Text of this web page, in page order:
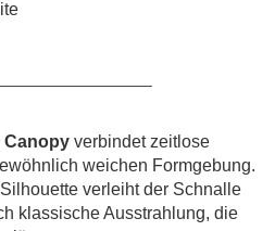
Canopy verbindet zeitlose
weichen Formgebung.
verleiht der Schnalle
klassische Ausstrahlung, die